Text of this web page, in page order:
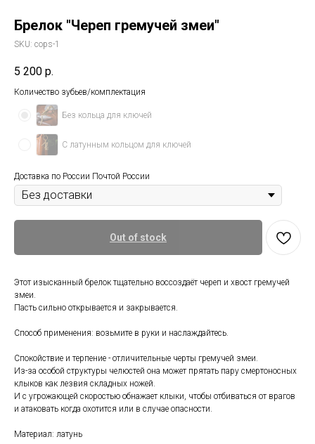
Брелок "Череп гремучей змеи"
SKU: cops-1
5 200 р.
Количество зубьев/комплектация
Без кольца для ключей
С латунным кольцом для ключей
Доставка по России Почтой России
Out of stock
Этот изысканный брелок тщательно воссоздаёт череп и хвост гремучей
змеи.
Пасть сильно открывается и закрывается.
Способ применения: возьмите в руки и наслаждайтесь.
Спокойствие и терпение - отличительные черты гремучей змеи.
Из-за особой структуры челюстей она может прятать пару смертоносных
клыков как лезвия складных ножей.
И с угрожающей скоростью обнажает клыки, чтобы отбиваться от врагов
и атаковать когда охотится или в случае опасности.
Материал: латунь